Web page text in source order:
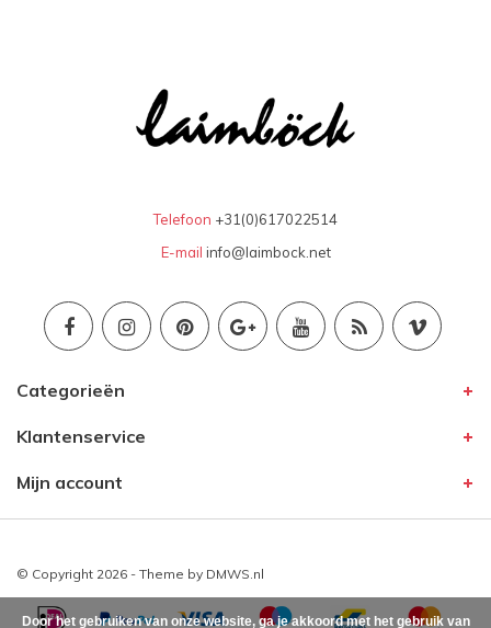
Telefoon +31(0)617022514
E-mail info@laimbock.net
Categorieën
Klantenservice
Mijn account
© Copyright 2026 - Theme by DMWS.nl
Door het gebruiken van onze website, ga je akkoord met het gebruik van